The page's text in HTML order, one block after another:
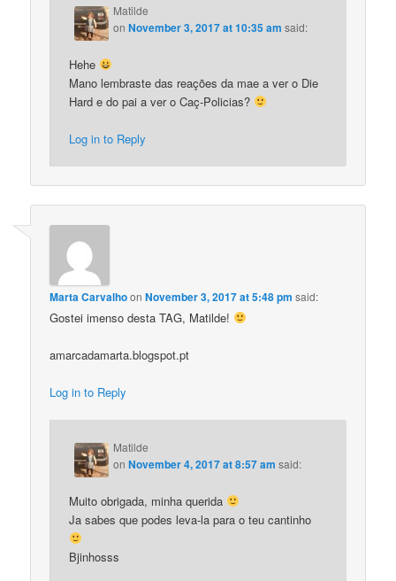
Matilde
onNovember 3, 2017 at 10:35 am said:
Hehe
Mano lembraste das reações da mae a ver o Die
Hard e do pai a ver o Caç-Policias?
Log in to Reply
Marta CarvalhoonNovember 3, 2017 at 5:48 pm said:
Gostei imenso desta TAG, Matilde!
amarcadamarta.blogspot.pt
Log in to Reply
Matilde
onNovember 4, 2017 at 8:57 am said:
Muito obrigada, minha querida
Ja sabes que podes leva-la para o teu cantinho
Bjinhosss